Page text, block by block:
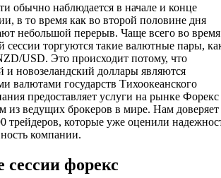
обычно наблюдается в начале и конце
в то время как во второй половине дня
небольшой перерыв. Чаще всего во время
сессии торгуются такие валютные пары,
USD. Это происходит потому, что
и новозеландский доллары являются
валютами государств Тихоокеанского
предоставляет услуги на рынке
из ведущих брокеров в мире. Нам доверяет
трейдеров, которые уже оценили
компании.
сессии форекс